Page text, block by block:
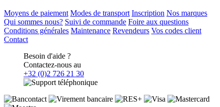
Moyens de paiement Modes de transport Inscription Nos marques
Qui sommes nous? Suivi de commande Foire aux questions
Conditions générales Maintenance Revendeurs Vos codes client
Contact
Besoin d'aide ?
Contactez-nous au
+32 (0)2 726 21 30